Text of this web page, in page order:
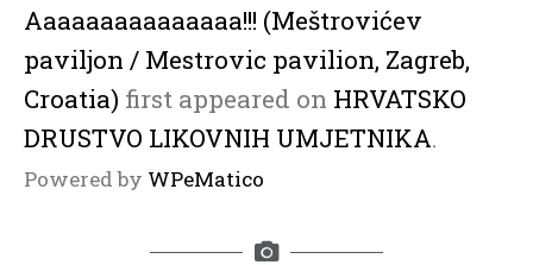
Aaaaaaaaaaaaaaa!!! (Meštrovićev
paviljon / Mestrovic pavilion, Zagreb,
Croatia) first appeared on HRVATSKO
DRUSTVO LIKOVNIH UMJETNIKA.
Powered by WPeMatico